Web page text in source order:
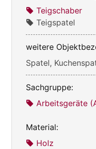
Teigschaber
Teigspatel
weitere
Spatel,
Sachgruppe:
Arbeitsgeräte
Material:
Holz